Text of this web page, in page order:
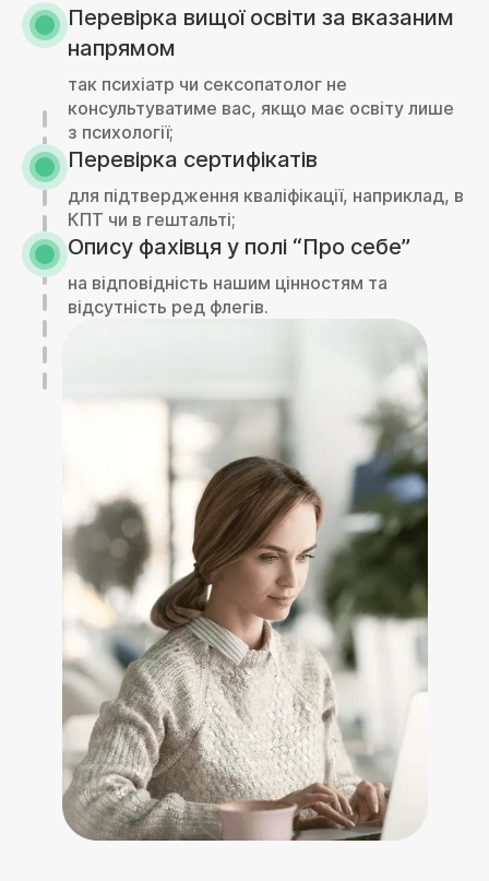
Перевірка вищої освіти за вказаним
напрямом
так психіатр чи сексопатолог не
консультуватиме вас, якщо має освіту лише
з психології;
Перевірка сертифікатів
для підтвердження кваліфікації, наприклад, в
КПТ чи в гештальті;
Опису фахівця у полі “Про себе”
на відповідність нашим цінностям та
відсутність ред флегів.